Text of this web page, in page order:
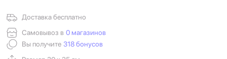
Доставка бесплатно
Самовывоз в 0 магазинов
Вы получите 318 бонусов